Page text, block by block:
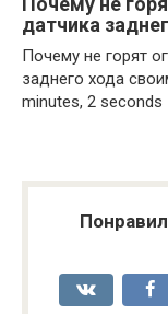
датчика
Почему не горят
заднего хода
minutes, 2 seconds